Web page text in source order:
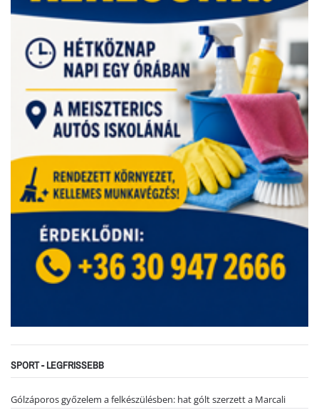
SPORT - LEGFRISSEBB
Gólzáporos győzelem a felkészülésben: hat gólt szerzett a Marcali